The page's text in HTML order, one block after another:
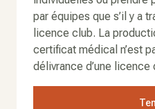
par équipes que s’il y a
licence club. La
certificat médical n’est
délivrance d’une